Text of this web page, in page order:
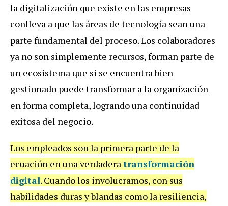
la digitalización que existe en las empresas
conlleva a que las áreas de tecnología sean una
parte fundamental del proceso. Los colaboradores
ya no son simplemente recursos, forman parte de
un ecosistema que si se encuentra bien
gestionado puede transformar a la organización
en forma completa, logrando una continuidad
exitosa del negocio.
Los empleados son la primera parte de la
ecuación en una verdaderatransformación
digital. Cuando los involucramos, con sus
habilidades duras y blandas como la resiliencia,